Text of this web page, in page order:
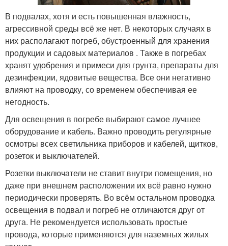
В подвалах, хотя и есть повышенная влажность,
агрессивной среды всё же нет. В некоторых случаях в
них располагают погреб, обустроенный для хранения
продукции и садовых материалов . Также в погребах
хранят удобрения и примеси для грунта, препараты для
дезинфекции, ядовитые вещества. Все они негативно
влияют на проводку, со временем обеспечивая ее
негодность.
Для освещения в погребе выбирают самое лучшее
оборудование и кабель. Важно проводить регулярные
осмотры всех светильника приборов и кабелей, щитков,
розеток и выключателей.
Розетки выключатели не ставит внутри помещения, но
даже при внешнем расположении их всё равно нужно
периодически проверять. Во всём остальном проводка
освещения в подвал и погреб не отличаются друг от
друга. Не рекомендуется использовать простые
провода, которые применяются для наземных жилых